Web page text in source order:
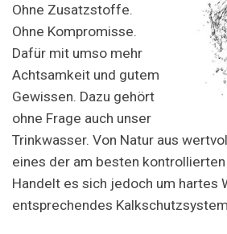
Ohne Zusatzstoffe.
Ohne Kompromisse.
Dafür mit umso mehr
Achtsamkeit und gutem
Gewissen. Dazu gehört
ohne Frage auch unser
Trinkwasser. Von Natur aus
eines der am besten
Handelt es sich jedoch um hartes
entsprechendes